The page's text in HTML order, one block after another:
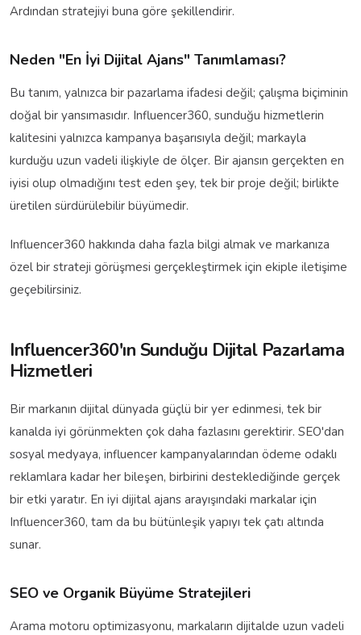
Ardından stratejiyi buna göre şekillendirir.
Neden "En İyi Dijital Ajans" Tanımlaması?
Bu tanım, yalnızca bir pazarlama ifadesi değil; çalışma biçiminin
doğal bir yansımasıdır. Influencer360, sunduğu hizmetlerin
kalitesini yalnızca kampanya başarısıyla değil; markayla
kurduğu uzun vadeli ilişkiyle de ölçer. Bir ajansın gerçekten en
iyisi olup olmadığını test eden şey, tek bir proje değil; birlikte
üretilen sürdürülebilir büyümedir.
Influencer360 hakkında daha fazla bilgi almak ve markanıza
özel bir strateji görüşmesi gerçekleştirmek için ekiple iletişime
geçebilirsiniz.
Influencer360'ın Sunduğu Dijital Pazarlama
Hizmetleri
Bir markanın dijital dünyada güçlü bir yer edinmesi, tek bir
kanalda iyi görünmekten çok daha fazlasını gerektirir. SEO'dan
sosyal medyaya, influencer kampanyalarından ödeme odaklı
reklamlara kadar her bileşen, birbirini desteklediğinde gerçek
bir etki yaratır. En iyi dijital ajans arayışındaki markalar için
Influencer360, tam da bu bütünleşik yapıyı tek çatı altında
sunar.
SEO ve Organik Büyüme Stratejileri
Arama motoru optimizasyonu, markaların dijitalde uzun vadeli